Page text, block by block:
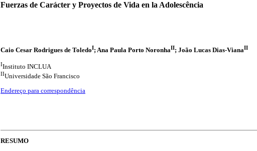
Fuerzas de Carácter y Proyectos de Vida en la Adolescência
Caio Cesar Rodrigues de ToledoI; Ana Paula Porto NoronhaII; João Lucas Dias-VianaII
IInstituto INCLUA
IIUniversidade São Francisco
Endereço para correspondência
RESUMO